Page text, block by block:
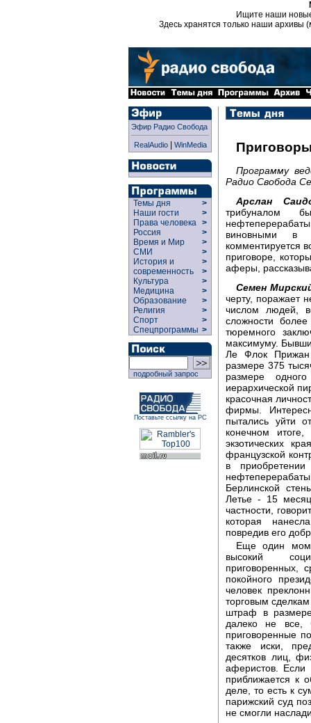
Ищите наши
Здесь хранятся только наши архивы
Эфир Радио Свобода
RealAudio| WinMedia
Темы дня
>
Наши гости
>
Права человека >
Россия
>
Время и Мир
>
СМИ
>
История и
современность
>
>
Культура
>
Медицина
>
Образование
>
Религия
>
Спорт
>
Спецпрограммы >
подробный запрос
Поставьте ссылку на РС
Программу
Радио Свобода
Арслан
трибуналом
виновными в
комментируется
приговоре,
аферы,
Семен
черту, поражает
числом людей,
сложности
тюремного
максимуму.
Ле Флок
размере 375
размере
иерархической
красочная
фирмы.
пытались уйти
конечном
экзотических
французской
в приобретении
Берлинской
Летье - 15
частности,
которая
повредив его
Еще один
высокий
приговоренных,
покойного
человек
торговым
штраф в
далеко не все,
приговоренные
также иски,
десятков лиц,
аферистов.
приближается к
деле, то есть к
парижский суд
не смогли